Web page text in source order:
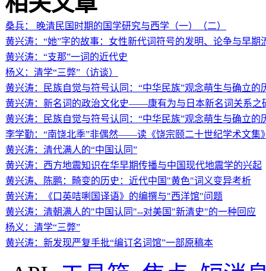
桑兵： 晚清民国时期的国学研究与西学（一）（二）
黄兴涛：“她”字的故事：女性新代词符号的发明、论争与早期
黄兴涛：“支那”一词的近代史
杨义：清学“三弊”（访谈）
黄兴涛：民族自觉与符号认同：“中华民族”观念萌生与确立的
黄兴涛：新名词的政治文化史——康有为与日本新名词关系之
黄兴涛：民族自觉与符号认同：“中华民族”观念萌生与确立的
李学勤：“南饶北季”非偶然——读《饶宗颐二十世纪学术文集
黄兴涛：清代满人的“中国认同”
黄兴涛：西方地震知识在华早期传播与中国现代地震学的兴起
黄兴涛、陈鹏：畸变的历史：近代中国"黄色"词义变异考析
黄兴涛：《口英咭唎国译语》的编撰与"西洋馆"问题
黄兴涛：清朝满人的"中国认同"--对美国"新清史"的一种回应
杨义：清学“三弊”
黄兴涛：新发现严复手批“编订名词馆”一部原稿本